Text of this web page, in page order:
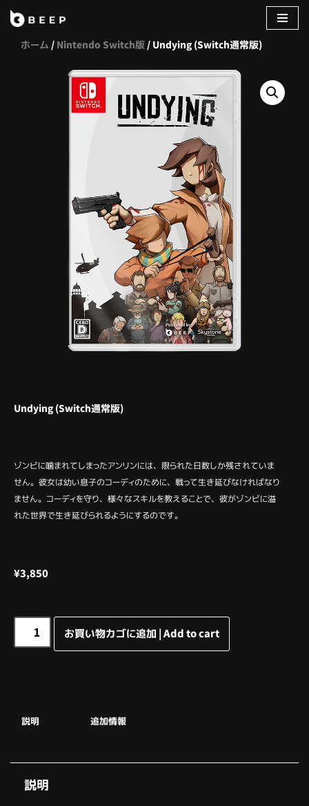
ホーム / Nintendo Switch版 / Undying (Switch通常版)
Undying (Switch通常版)
ゾンビに噛まれてしまったアンリンには、限られた日数しか残されていま
せん。彼女は幼い息子のコーディのために、戦って生き延びなければなり
ません。コーディを守り、様々なスキルを教えることで、彼がゾンビに溢
れた世界で生き延びられるようにするのです。
¥3,850
お買い物カゴに追加 | Add to cart
説明 追加情報
説明